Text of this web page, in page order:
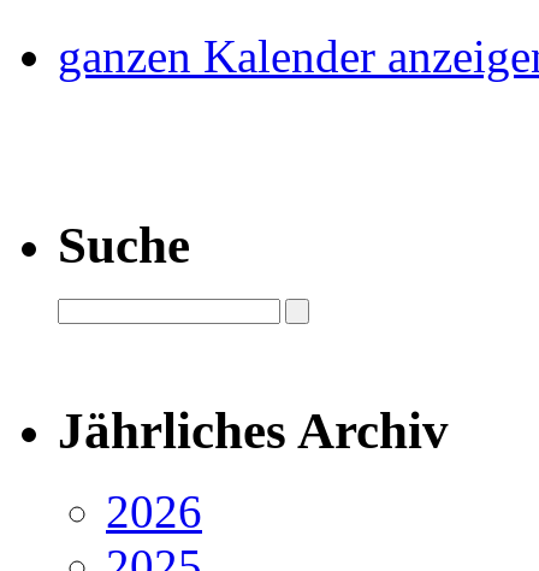
ganzen Kalender
Suche
Jährliches Archiv
2026